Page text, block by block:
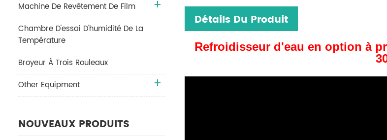
Détails Du Produit
Refroidisseur d'eau en option à
Machine De Revêtement De Film
Chambre D'essai D'humidité De La
Température
Broyeur À Trois Rouleaux
Other Equipment
NOUVEAUX PRODUITS